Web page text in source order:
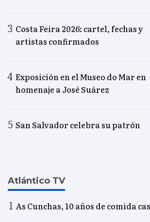
Costa Feira 2026: cartel, fechas y
artistas confirmados
Exposición en el Museo do Mar en
homenaje a José Suárez
San Salvador celebra su patrón
Atlántico TV
As Cunchas, 10 años de comida